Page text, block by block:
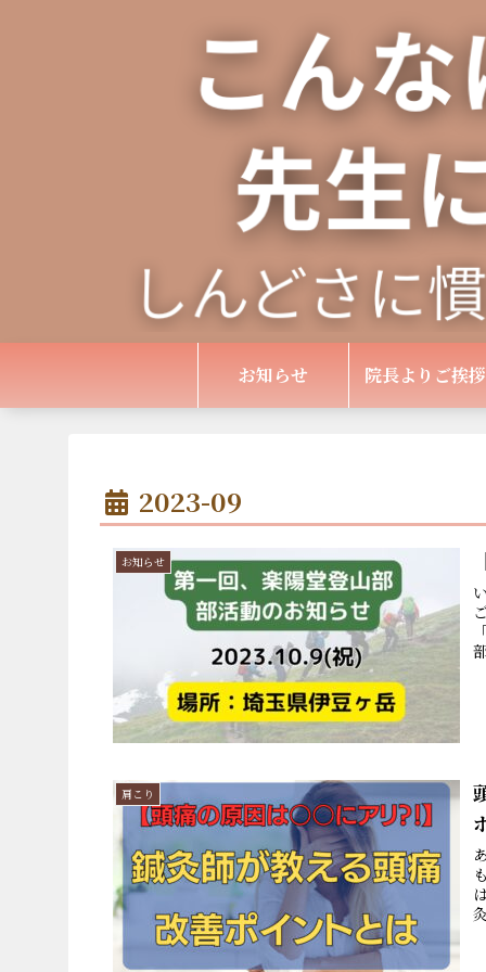
お知らせ 院長よりご挨拶
2023-09
お知らせ
肩こり